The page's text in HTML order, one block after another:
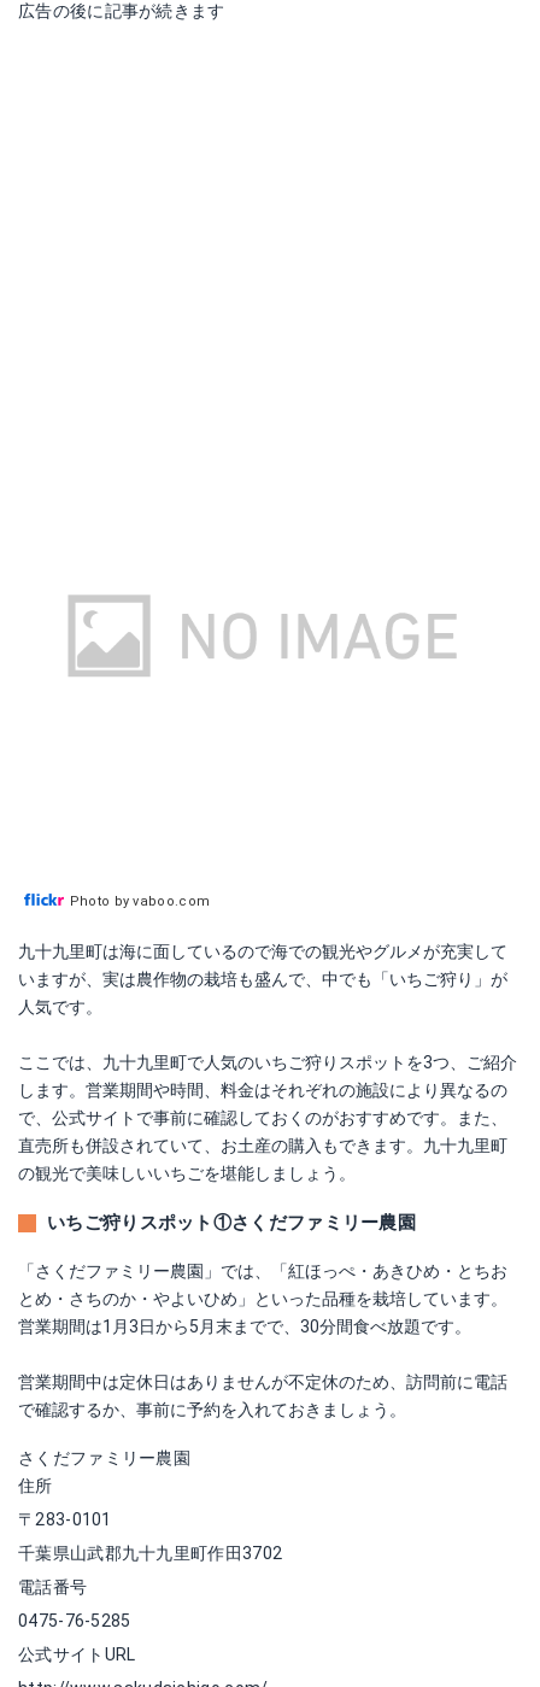
広告の後に記事が続きます
Photo by vaboo.com
九十九里町は海に面しているので海での観光やグルメが充実して
いますが、実は農作物の栽培も盛んで、中でも「いちご狩り」が
人気です。
ここでは、九十九里町で人気のいちご狩りスポットを3つ、ご紹介
します。営業期間や時間、料金はそれぞれの施設により異なるの
で、公式サイトで事前に確認しておくのがおすすめです。また、
直売所も併設されていて、お土産の購入もできます。九十九里町
の観光で美味しいいちごを堪能しましょう。
いちご狩りスポット①さくだファミリー農園
「さくだファミリー農園」では、「紅ほっぺ・あきひめ・とちお
とめ・さちのか・やよいひめ」といった品種を栽培しています。
営業期間は1月3日から5月末までで、30分間食べ放題です。
営業期間中は定休日はありませんが不定休のため、訪問前に電話
で確認するか、事前に予約を入れておきましょう。
さくだファミリー農園
住所
〒283-0101
千葉県山武郡九十九里町作田3702
電話番号
0475-76-5285
公式サイトURL